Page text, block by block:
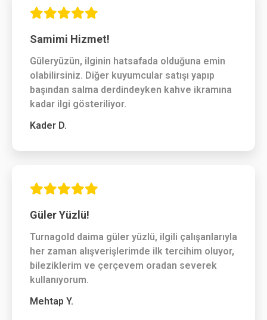
Samimi Hizmet!
Güleryüzün, ilginin hatsafada olduğuna emin
olabilirsiniz. Diğer kuyumcular satışı yapıp
başından salma derdindeyken kahve ikramına
kadar ilgi gösteriliyor.
Kader D.
Güler Yüzlü!
Turnagold daima güler yüzlü, ilgili çalışanlarıyla
her zaman alışverişlerimde ilk tercihim oluyor,
bileziklerim ve çerçevem oradan severek
kullanıyorum.
Mehtap Y.